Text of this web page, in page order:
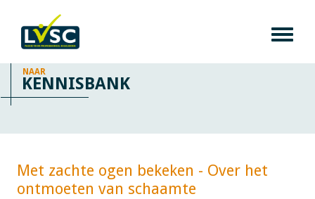
NAAR
KENNISBANK
Met zachte ogen bekeken - Over het
ontmoeten van schaamte​​​​​​